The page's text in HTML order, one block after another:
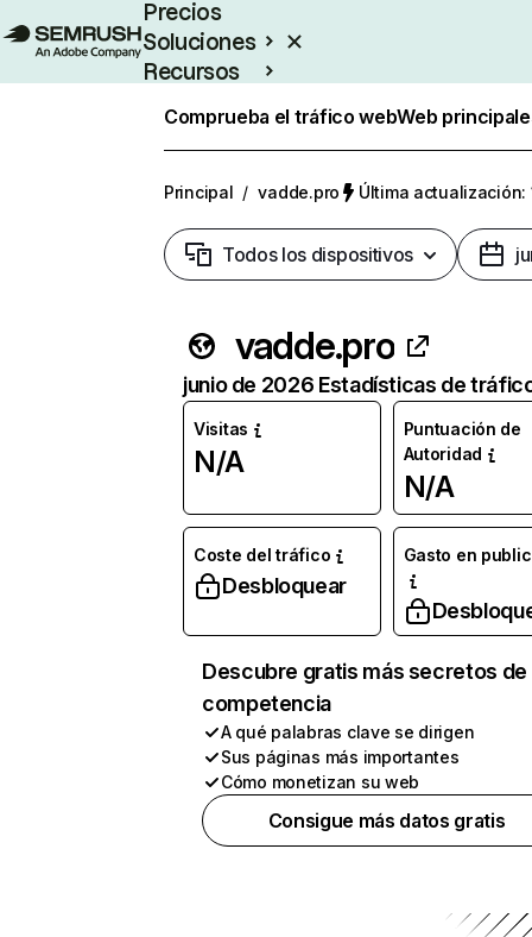
Precios
Soluciones
Recursos
Comprueba el tráfico webWeb
Principal / vadde.pro Última actualización:
Todos los dispositivos
vadde.pro
junio de 2026 Estadísticas de
Visitas
N/A
Puntuación de
Autoridad
N/A
Coste del tráfico
Desbloquear
Gasto en
Descubre gratis más secretos de
competencia
A qué palabras clave se dirigen
Sus páginas más importantes
Cómo monetizan su web
Consigue más datos gratis